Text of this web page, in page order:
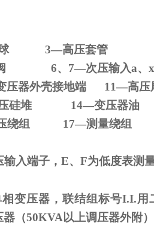
球 3—高压套管
阀 6、 7—次压输入a、 x
压器外壳接地端 11—高压
压硅堆 14—变压器油
压绕组 17—测量绕组
输入端子， E、 F为低度表测
变压器，联结组标号I.I.用
器（50KVA 以上调压器外附